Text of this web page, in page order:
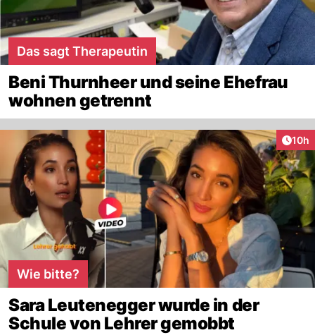
Das sagt Therapeutin
Beni Thurnheer und seine Ehefrau
wohnen getrennt
10h
Wie bitte?
Sara Leutenegger wurde in der
Schule von Lehrer gemobbt